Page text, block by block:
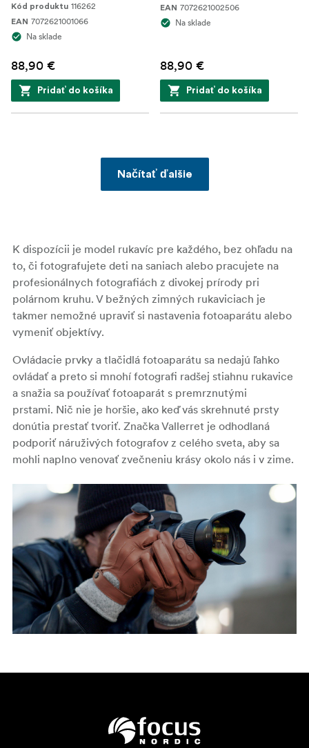
Kód produktu 116262
EAN 7072621001066
Na sklade
88,90 €
Pridať do košíka
EAN 7072621002506
Na sklade
88,90 €
Pridať do košíka
Načítať ďalšie
K dispozícii je model rukavíc pre každého, bez ohľadu na
to, či fotografujete deti na saniach alebo pracujete na
profesionálnych fotografiách z divokej prírody pri
polárnom kruhu. V bežných zimných rukaviciach je
takmer nemožné upraviť si nastavenia fotoaparátu alebo
vymeniť objektívy.
Ovládacie prvky a tlačidlá fotoaparátu sa nedajú ľahko
ovládať a preto si mnohí fotografi radšej stiahnu rukavice
a snažia sa používať fotoaparát s premrznutými
prstami. Nič nie je horšie, ako keď vás skrehnuté prsty
donútia prestať tvoriť. Značka Vallerret je odhodlaná
podporiť náruživých fotografov z celého sveta, aby sa
mohli naplno venovať zvečneniu krásy okolo nás i v zime.